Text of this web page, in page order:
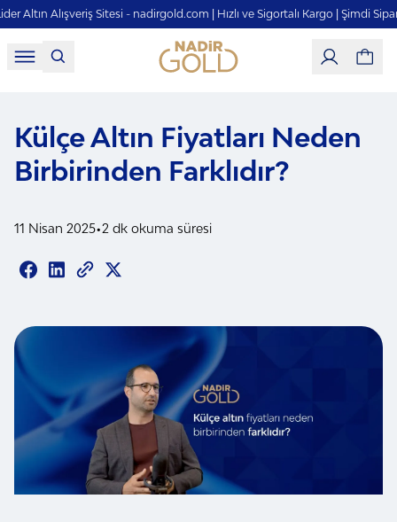
Alışveriş Sitesi - nadirgold.com | Hızlı ve Sigortalı Kargo | Şimdi Sipariş
Külçe Altın Fiyatları Neden
Birbirinden Farklıdır?
11 Nisan 2025•2 dk okuma süresi